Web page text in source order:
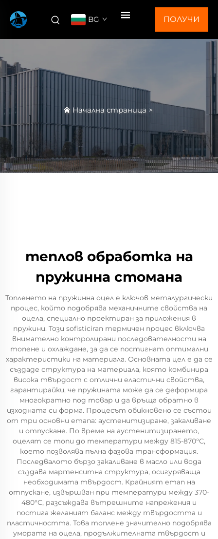
BG ПОЛУЧИ
Начална страница >
теплов обработка на
пружинна стомана
Топленето на пружинна оцел е ключов металургически
процес, който подобрява механичните свойства на
оцела, специално проектиран за приложения в
пружини. Този sofisticiran термичен процес включва
внимателно контролирани последователности на
топене и охлаждане, за да се постигнат оптимални
характеристики на материалa. Основната цел е да се
създаде структура на материалa, която комбинира
висока твърдост с отлични еластични свойства,
гарантирайки, че пружината може да се деформира
многократно под товар и да връща обратно в
изходната си форма. Процесът обикновено се състои
от три основни етапа: аустенитизиране, закаливане
и отпускане. По време на аустенитизирането,
оцелят се топи до температури между 815-870°C,
което позволява пълна фазова трансформация.
Последвалото бързо закаливане в масло или вода
създава мартенситна структура, осигуряваща
необходимата твърдост. Крайният етап на
отпускане, извършван при температури между 370-
480°C, разсъждава вътрешните напрежения и
постига желаният баланс между твърдостта и
пластичността. Това топлене значително подобрява
умората на оцела, продължителната твърдост и